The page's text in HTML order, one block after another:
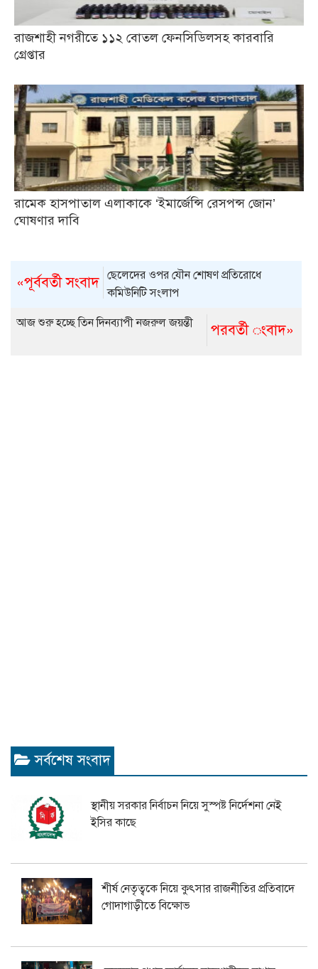
রাজশাহী নগরীতে ১১২ বোতল ফেনসিডিলসহ কারবারি
গ্রেপ্তার
রামেক হাসপাতাল এলাকাকে ‘ইমার্জেন্সি রেসপন্স জোন’
ঘোষণার দাবি
«পূর্ববর্তী সংবাদ ছেলেদের ওপর যৌন শোষণ প্রতিরোধে
কমিউনিটি সংলাপ
পরবর্তী ংবাদ»
আজ শুরু হচ্ছে তিন দিনব্যাপী নজরুল জয়ন্তী
সর্বশেষ সংবাদ
স্থানীয় সরকার নির্বাচন নিয়ে সুস্পষ্ট নির্দেশনা নেই
ইসির কাছে
শীর্ষ নেতৃত্বকে নিয়ে কুৎসার রাজনীতির প্রতিবাদে
গোদাগাড়ীতে বিক্ষোভ